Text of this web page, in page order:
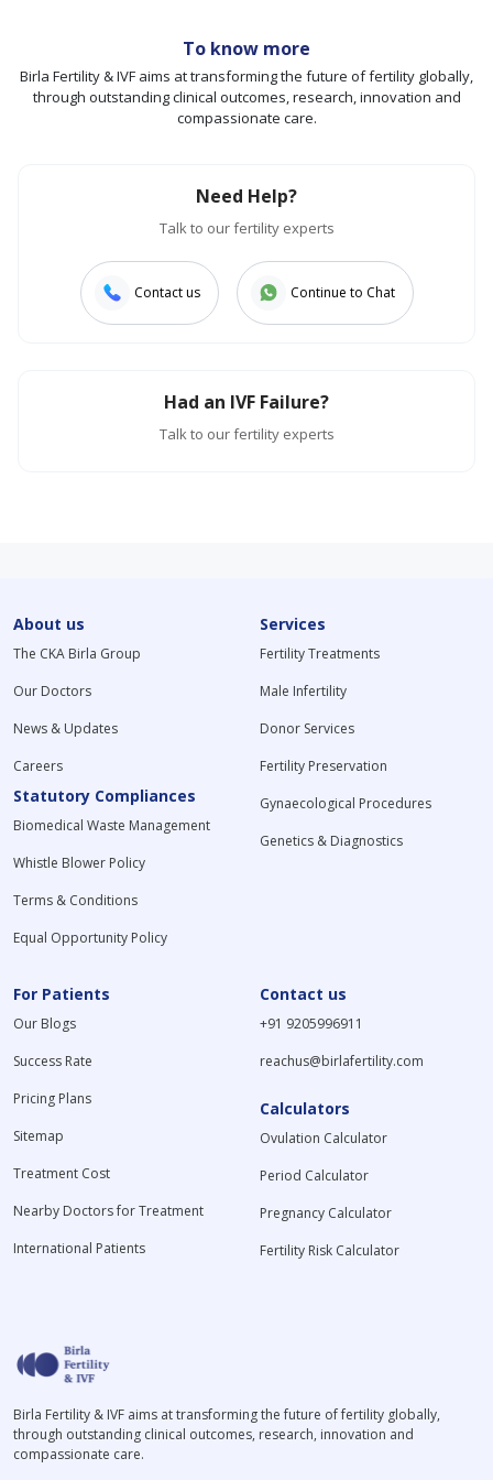
To know more
Birla Fertility & IVF aims at transforming the future of fertility globally,
through outstanding clinical outcomes, research, innovation and
compassionate care.
Need Help?
Talk to our fertility experts
Contact us Continue to Chat
Had an IVF Failure?
Talk to our fertility experts
About us
The CKA Birla Group
Our Doctors
News & Updates
Careers
Statutory Compliances
Biomedical Waste Management
Whistle Blower Policy
Terms & Conditions
Equal Opportunity Policy
Services
Fertility Treatments
Male Infertility
Donor Services
Fertility Preservation
Gynaecological Procedures
Genetics & Diagnostics
For Patients
Our Blogs
Success Rate
Pricing Plans
Sitemap
Treatment Cost
Nearby Doctors for Treatment
International Patients
Contact us
+91 9205996911
reachus@birlafertility.com
Calculators
Ovulation Calculator
Period Calculator
Pregnancy Calculator
Fertility Risk Calculator
Birla Fertility & IVF aims at transforming the future of fertility globally,
through outstanding clinical outcomes, research, innovation and
compassionate care.